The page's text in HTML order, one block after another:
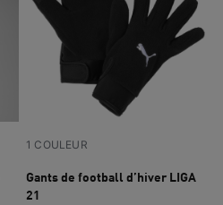
1 COULEUR
Gants de football d’hiver LIGA
21